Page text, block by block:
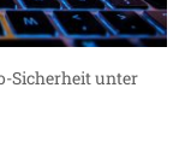
Sicherheit unter